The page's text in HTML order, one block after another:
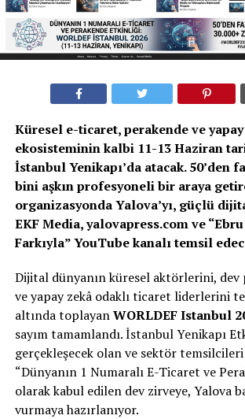
Küresel e-ticaret, perakende ve
ekosisteminin kalbi 11-13 Haziran
İstanbul Yenikapı’da atacak. 50’den
bini aşkın profesyoneli bir araya
organizasyonda Yalova’yı, güçlü
EKF Media, yalovapress.com ve
Farkıyla” YouTube kanalı temsil
Dijital dünyanın küresel aktörlerini,
ve yapay zekâ odaklı ticaret liderlerini
altında toplayanWORLDEF Istanbul
sayım tamamlandı. İstanbul Yenikapı
gerçekleşecek olan ve sektör
“Dünyanın 1 Numaralı E-Ticaret ve
olarak kabul edilen dev zirveye, Yalova
vurmaya hazırlanıyor.